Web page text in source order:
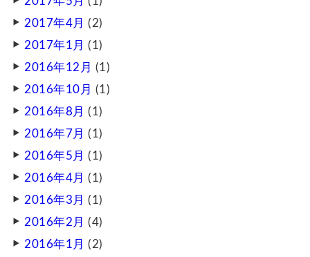
2017年4月 (2)
2017年1月 (1)
2016年12月 (1)
2016年10月 (1)
2016年8月 (1)
2016年7月 (1)
2016年5月 (1)
2016年4月 (1)
2016年3月 (1)
2016年2月 (4)
2016年1月 (2)